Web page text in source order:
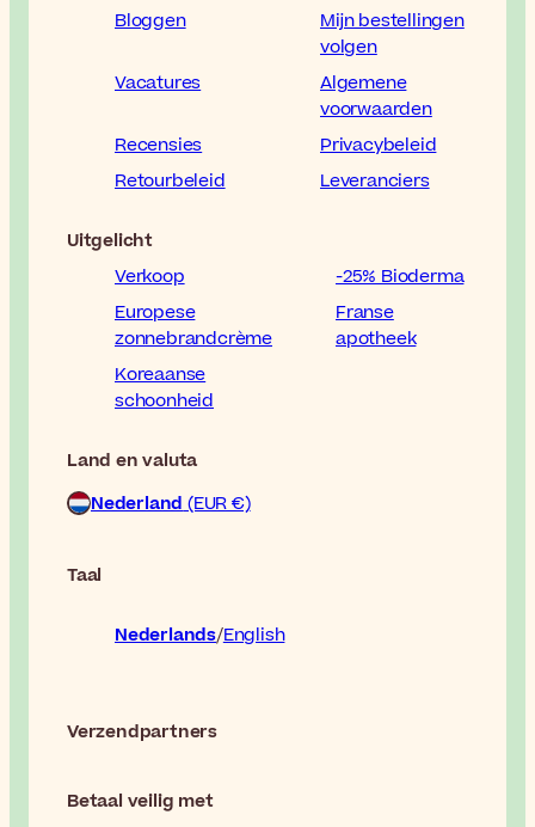
Bloggen
Mijn bestellingen
volgen
Vacatures
Algemene
voorwaarden
Recensies
Privacybeleid
Retourbeleid
Leveranciers
Uitgelicht
Verkoop
-25% Bioderma
Europese
zonnebrandcrème
Franse
apotheek
Koreaanse
schoonheid
Land en valuta
Nederland (EUR €)
Taal
Nederlands English
Verzendpartners
Betaal veilig met